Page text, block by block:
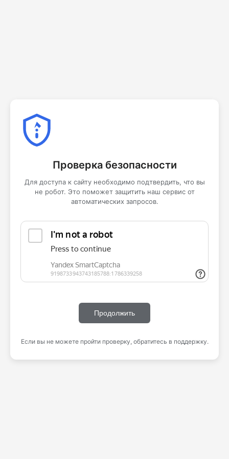
Проверка безопасности
Для доступа к сайту необходимо подтвердить, что вы
не робот. Это поможет защитить наш сервис от
автоматических запросов.
Продолжить
Если вы не можете пройти проверку, обратитесь в поддержку.